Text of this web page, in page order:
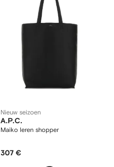
Nieuw seizoen
A.P.C.
Maiko leren shopper
307 €